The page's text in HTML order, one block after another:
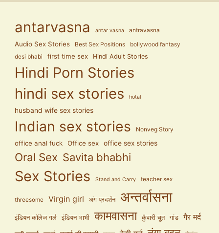
antarvasna antar vasna antravasna
Audio Sex Stories Best Sex Positions
bollywood fantasy
desi bhabi
first time sex Hindi Adult Stories
Hindi Porn Stories
hindi sex stories
hotal
husband wife sex stories
Indian sex stories Nonveg Story
office anal fuck Office sex office sex stories
Oral Sex Savita bhabhi
Sex Stories Stand and Carry teacher sex
threesome Virgin girl अंग प्रदर्शन अन्तर्वासना
इंडियन कॉलेज गर्ल इंडियन भाभी कामवासना कुँवारी चूत गांड गैर मर्द